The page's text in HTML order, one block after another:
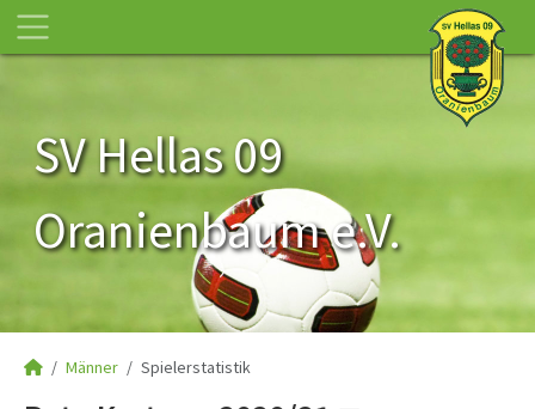
SV Hellas 09
Oranienbaum e.V.
Männer Spielerstatistik